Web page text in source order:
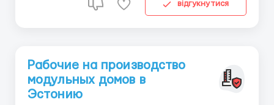
відгукнутися
Рабочие на производство
модульных домов в
Эстонию